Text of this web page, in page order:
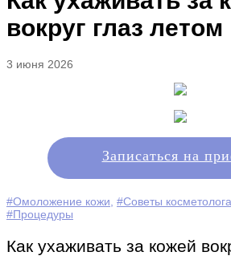
вокруг глаз летом
3 июня 2026
Записаться на
#Омоложение кожи #Советы косметолога
#Процедуры
Как ухаживать за кожей